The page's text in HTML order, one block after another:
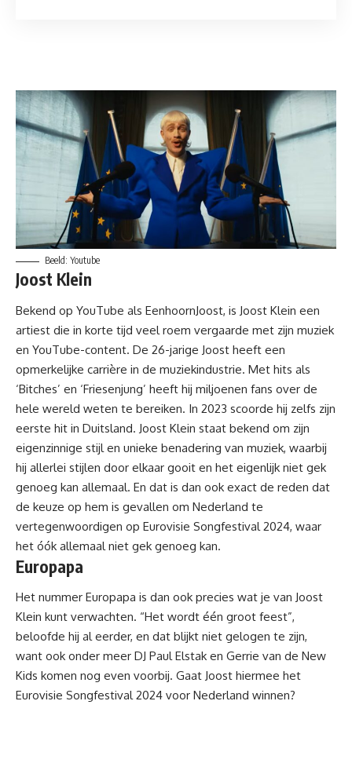
Beeld: Youtube
Joost Klein
Bekend op YouTube als EenhoornJoost, is Joost Klein een
artiest die in korte tijd veel roem vergaarde met zijn muziek
en YouTube-content. De 26-jarige Joost heeft een
opmerkelijke carrière in de muziekindustrie. Met hits als
‘Bitches’ en ‘Friesenjung’ heeft hij miljoenen fans over de
hele wereld weten te bereiken. In 2023 scoorde hij zelfs zijn
eerste hit in Duitsland. Joost Klein staat bekend om zijn
eigenzinnige stijl en unieke benadering van muziek, waarbij
hij allerlei stijlen door elkaar gooit en het eigenlijk niet gek
genoeg kan allemaal. En dat is dan ook exact de reden dat
de keuze op hem is gevallen om Nederland te
vertegenwoordigen op Eurovisie Songfestival 2024, waar
het óók allemaal niet gek genoeg kan.
Europapa
Het nummer Europapa is dan ook precies wat je van Joost
Klein kunt verwachten. “Het wordt één groot feest”,
beloofde hij al eerder, en dat blijkt niet gelogen te zijn,
want ook onder meer DJ Paul Elstak en Gerrie van de New
Kids komen nog even voorbij. Gaat Joost hiermee het
Eurovisie Songfestival 2024 voor Nederland winnen?